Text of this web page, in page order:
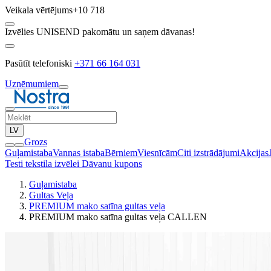
Veikala vērtējums+10 718
Izvēlies UNISEND pakomātu un saņem dāvanas!
Pasūtīt telefoniski +371 66 164 031
Uzņēmumiem
LV
Grozs
GuļamistabaVannas istabaBērniemViesnīcāmCiti izstrādājumiAkcijas
Testi tekstila izvēlei Dāvanu kupons
Guļamistaba
Gultas Veļa
PREMIUM mako satīna gultas veļa
PREMIUM mako satīna gultas veļa CALLEN